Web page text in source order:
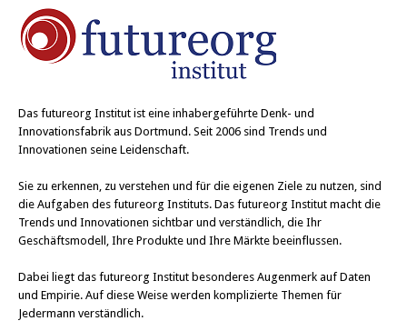
Das futureorg Institut ist eine inhabergeführte Denk- und
Innovationsfabrik aus Dortmund. Seit 2006 sind Trends und
Innovationen seine Leidenschaft.
Sie zu erkennen, zu verstehen und für die eigenen Ziele zu nutzen, sind
die Aufgaben des futureorg Instituts. Das futureorg Institut macht die
Trends und Innovationen sichtbar und verständlich, die Ihr
Geschäftsmodell, Ihre Produkte und Ihre Märkte beeinflussen.
Dabei liegt das futureorg Institut besonderes Augenmerk auf Daten
und Empirie. Auf diese Weise werden komplizierte Themen für
Jedermann verständlich.